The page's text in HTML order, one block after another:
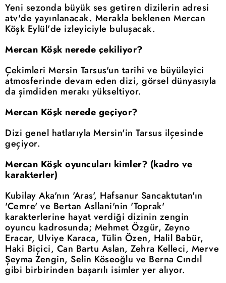
Yeni sezonda büyük ses getiren dizilerin adresi
atv'de yayınlanacak. Merakla beklenen Mercan
Köşk Eylül'de izleyiciyle buluşacak.
Mercan Köşk nerede çekiliyor?
Çekimleri Mersin Tarsus'un tarihi ve büyüleyici
atmosferinde devam eden dizi, görsel dünyasıyla
da şimdiden merakı yükseltiyor.
Mercan Köşk nerede geçiyor?
Dizi genel hatlarıyla Mersin'in Tarsus ilçesinde
geçiyor.
Mercan Köşk oyuncuları kimler? (kadro ve
karakterler)
Kubilay Aka'nın 'Aras', Hafsanur Sancaktutan'ın
'Cemre' ve Bertan Asllani'nin 'Toprak'
karakterlerine hayat verdiği dizinin zengin
oyuncu kadrosunda; Mehmet Özgür, Zeyno
Eracar, Ulviye Karaca, Tülin Özen, Halil Babür,
Haki Biçici, Can Bartu Aslan, Zehra Kelleci, Merve
Şeyma Zengin, Selin Köseoğlu ve Berna Cındıl
gibi birbirinden başarılı isimler yer alıyor.